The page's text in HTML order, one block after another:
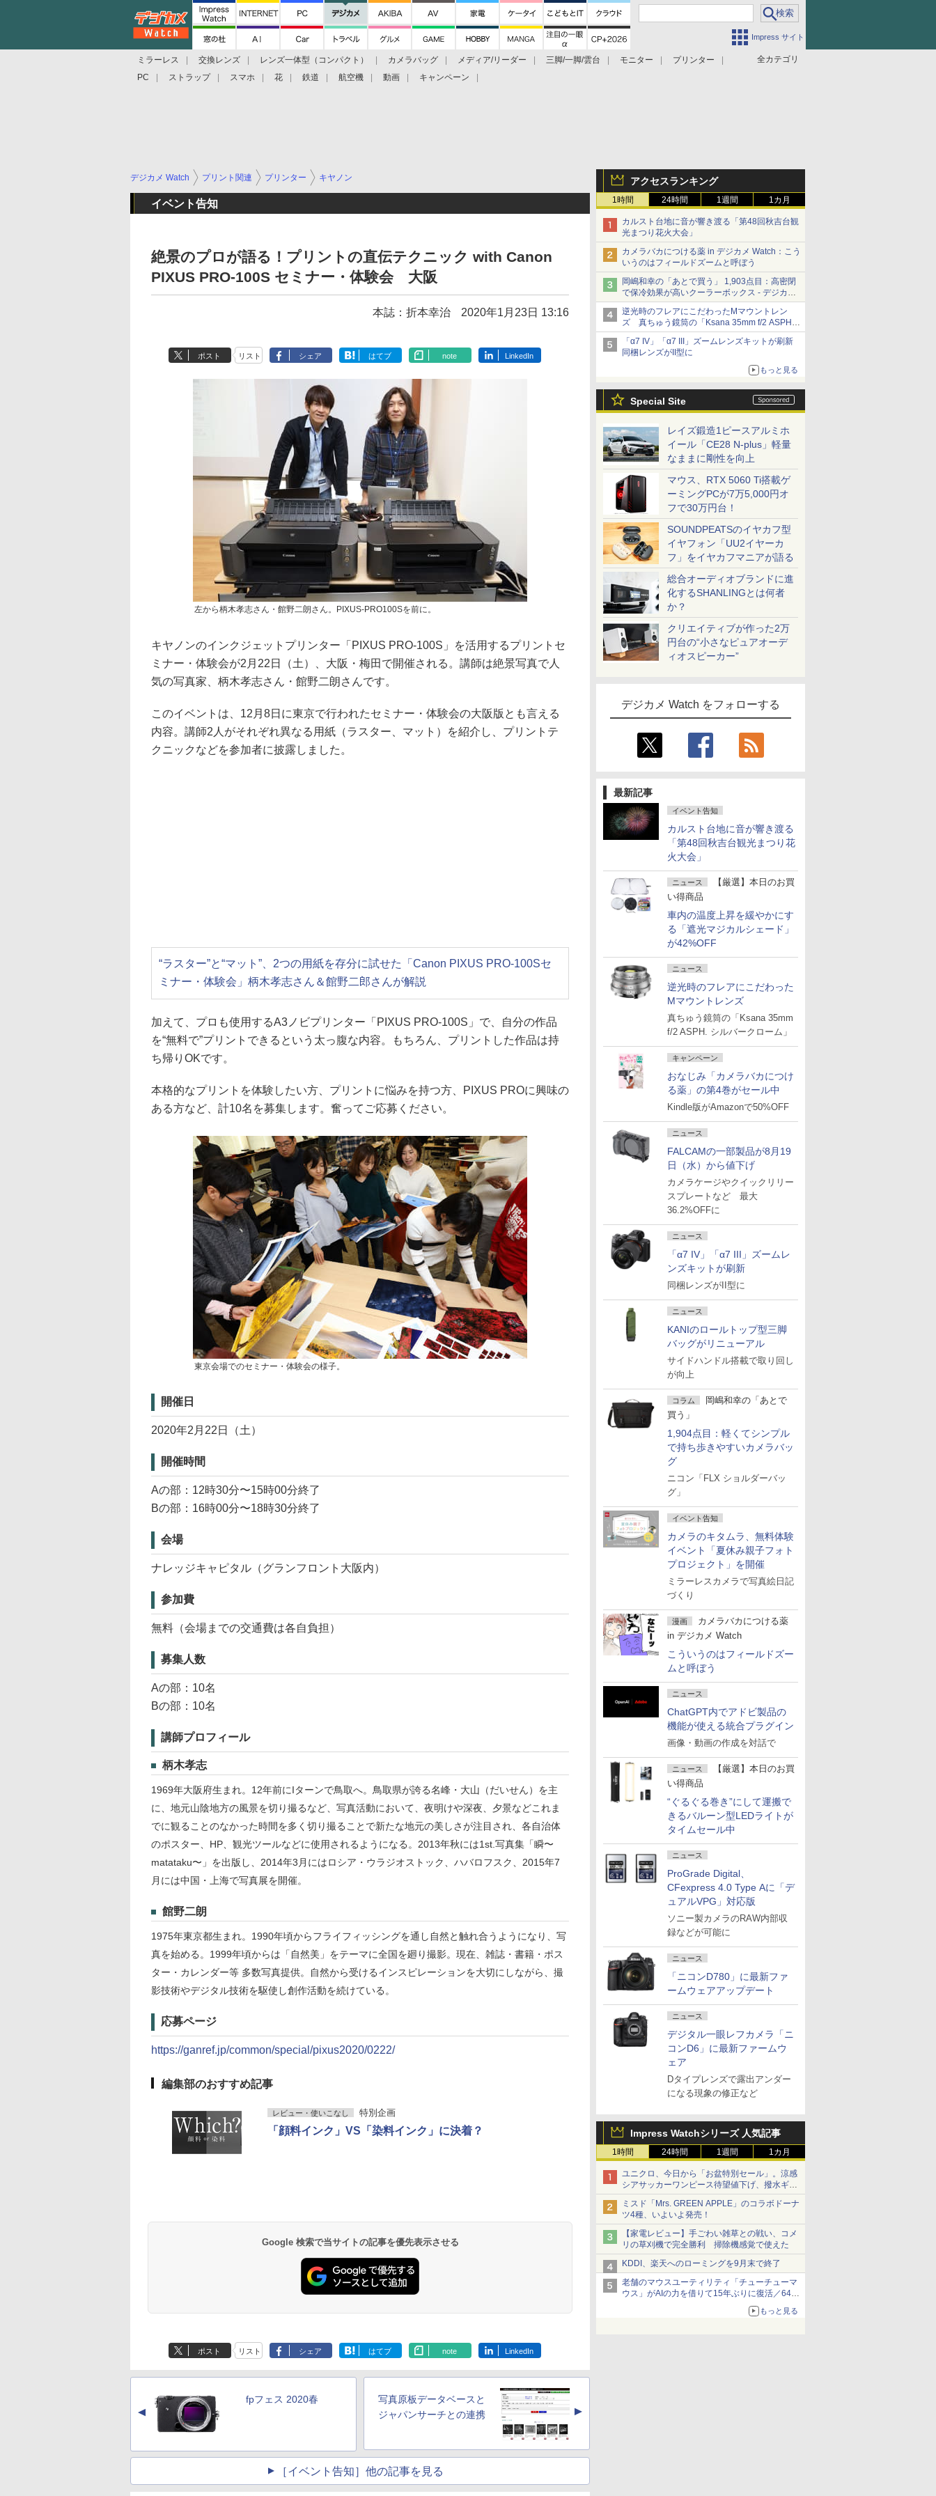
Impress サイト
全カテゴリ
ミラーレス 交換レンズ レンズ一体型（コンパクト） カメラバッグ メディア/リーダー 三脚/一脚/雲台 モニター
プリンター
PC
ストラップ スマホ 花 鉄道 航空機 動画 キャンペーン
アクセスランキング
1時間 24時間 1週間 1カ月
カルスト台地に音が響き渡る「第48回秋吉台観
光まつり花火大会」
カメラバカにつける薬 in デジカメ Watch：こう
いうのはフィールドズームと呼ぼう
岡嶋和幸の「あとで買う」 1,903点目：高密閉
で保冷効果が高いクーラーボックス - デジカメ
Watch
逆光時のフレアにこだわったMマウントレン
ズ 真ちゅう鏡筒の「Ksana 35mm f/2 ASPH.
シルバークローム」
「α7 IV」「α7 III」ズームレンズキットが刷新
同梱レンズがII型に
もっと見る
Special Site
レイズ鍛造1ピースアルミホ
イール「CE28 N-plus」軽量
なままに剛性を向上
マウス、RTX 5060 Ti搭載ゲ
ーミングPCが7万5,000円オ
フで30万円台！
SOUNDPEATSのイヤカフ型
イヤフォン「UU2イヤーカ
フ」をイヤカフマニアが語る
総合オーディオブランドに進
化するSHANLINGとは何者
か？
クリエイティブが作った2万
円台の“小さなピュアオーデ
ィオスピーカー”
デジカメ Watch をフォローする
最新記事
イベント告知
カルスト台地に音が響き渡る
「第48回秋吉台観光まつり花
火大会」
ニュース
【厳選】本日のお買
い得商品
車内の温度上昇を緩やかにす
る「遮光マジカルシェード」
が42%OFF
ニュース
逆光時のフレアにこだわった
Mマウントレンズ
真ちゅう鏡筒の「Ksana 35mm
f/2 ASPH. シルバークローム」
キャンペーン
おなじみ「カメラバカにつけ
る薬」の第4巻がセール中
Kindle版がAmazonで50%OFF
ニュース
FALCAMの一部製品が8月19
日（水）から値下げ
カメラケージやクイックリリー
スプレートなど 最大
36.2%OFFに
ニュース
「α7 IV」「α7 III」ズームレ
ンズキットが刷新
同梱レンズがII型に
ニュース
KANIのロールトップ型三脚
バッグがリニューアル
サイドハンドル搭載で取り回し
が向上
コラム
岡嶋和幸の「あとで
買う」
1,904点目：軽くてシンプル
で持ち歩きやすいカメラバッ
グ
ニコン「FLX ショルダーバッ
グ」
イベント告知
カメラのキタムラ、無料体験
イベント「夏休み親子フォト
プロジェクト」を開催
ミラーレスカメラで写真絵日記
づくり
漫画
カメラバカにつける薬
in デジカメ Watch
こういうのはフィールドズー
ムと呼ぼう
ニュース
ChatGPT内でアドビ製品の
機能が使える統合プラグイン
画像・動画の作成を対話で
ニュース
【厳選】本日のお買
い得商品
“ぐるぐる巻き”にして運搬で
きるバルーン型LEDライトが
タイムセール中
ニュース
ProGrade Digital、
CFexpress 4.0 Type Aに「デ
ュアルVPG」対応版
ソニー製カメラのRAW内部収
録などが可能に
ニュース
「ニコンD780」に最新ファ
ームウェアアップデート
ニュース
デジタル一眼レフカメラ「ニ
コンD6」に最新ファームウ
ェア
Dタイプレンズで露出アンダー
になる現象の修正など
Impress Watchシリーズ 人気記事
1時間 24時間 1週間 1カ月
ユニクロ、今日から「お盆特別セール」。涼感
シアサッカーワンピース待望値下げ、撥水ギア
ショーツは1990円に
ミスド「Mrs. GREEN APPLE」のコラボドーナ
ツ4種、いよいよ発売！
【家電レビュー】手ごわい雑草との戦い、コメ
リの草刈機で完全勝利 掃除機感覚で使えた
KDDI、楽天へのローミングを9月末で終了
老舗のマウスユーティリティ「チューチューマ
ウス」がAIの力を借りて15年ぶりに復活／64bit
化、Windows 10/11、「Chrome」も走り回
る。復活記念で2026年末まで500円
もっと見る
デジカメ Watch プリント関連 プリンター キヤノン
イベント告知
絶景のプロが語る！プリントの直伝テクニック with Canon
PIXUS PRO-100S セミナー・体験会 大阪
本誌：折本幸治 2020年1月23日 13:16
ポスト リスト シェア はてブ note LinkedIn
左から柄木孝志さん・館野二朗さん。PIXUS-PRO100Sを前に。
キヤノンのインクジェットプリンター「PIXUS PRO-100S」を活用するプリントセ
ミナー・体験会が2月22日（土）、大阪・梅田で開催される。講師は絶景写真で人
気の写真家、柄木孝志さん・館野二朗さんです。
このイベントは、12月8日に東京で行われたセミナー・体験会の大阪版とも言える
内容。講師2人がそれぞれ異なる用紙（ラスター、マット）を紹介し、プリントテ
クニックなどを参加者に披露しました。
“ラスター”と“マット”、2つの用紙を存分に試せた「Canon PIXUS PRO-100Sセ
ミナー・体験会」柄木孝志さん＆館野二郎さんが解説
加えて、プロも使用するA3ノビプリンター「PIXUS PRO-100S」で、自分の作品
を“無料で”プリントできるという太っ腹な内容。もちろん、プリントした作品は持
ち帰りOKです。
本格的なプリントを体験したい方、プリントに悩みを持つ方、PIXUS PROに興味の
ある方など、計10名を募集します。奮ってご応募ください。
東京会場でのセミナー・体験会の様子。
開催日
2020年2月22日（土）
開催時間
Aの部：12時30分〜15時00分終了
Bの部：16時00分〜18時30分終了
会場
ナレッジキャピタル（グランフロント大阪内）
参加費
無料（会場までの交通費は各自負担）
募集人数
Aの部：10名
Bの部：10名
講師プロフィール
柄木孝志
1969年大阪府生まれ。12年前にIターンで鳥取へ。鳥取県が誇る名峰・大山（だいせん）を主
に、地元山陰地方の風景を切り撮るなど、写真活動において、夜明けや深夜、夕景などこれま
でに観ることのなかった時間を多く切り撮ることで新たな地元の美しさが注目され、各自治体
のポスター、HP、観光ツールなどに使用されるようになる。2013年秋には1st.写真集「瞬〜
matataku〜」を出版し、2014年3月にはロシア・ウラジオストック、ハバロフスク、2015年7
月には中国・上海で写真展を開催。
館野二朗
1975年東京都生まれ。1990年頃からフライフィッシングを通し自然と触れ合うようになり、写
真を始める。1999年頃からは「自然美」をテーマに全国を廻り撮影。現在、雑誌・書籍・ポス
ター・カレンダー等 多数写真提供。自然から受けるインスピレーションを大切にしながら、撮
影技術やデジタル技術を駆使し創作活動を続けている。
応募ページ
https://ganref.jp/common/special/pixus2020/0222/
編集部のおすすめ記事
レビュー・使いこなし 特別企画
「顔料インク」VS「染料インク」に決着？
Google 検索で当サイトの記事を優先表示させる
ポスト リスト シェア はてブ note LinkedIn
▲
fpフェス 2020春
写真原板データベースと
ジャパンサーチとの連携
▲
［イベント告知］他の記事を見る